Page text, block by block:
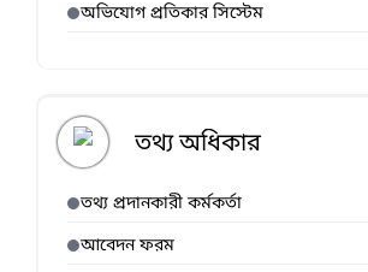
অভিযোগ প্রতিকার সিস্টেম
তথ্য অধিকার
তথ্য প্রদানকারী কর্মকর্তা
আবেদন ফরম